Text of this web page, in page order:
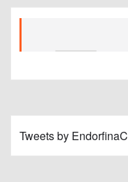
Tweets by EndorfinaC